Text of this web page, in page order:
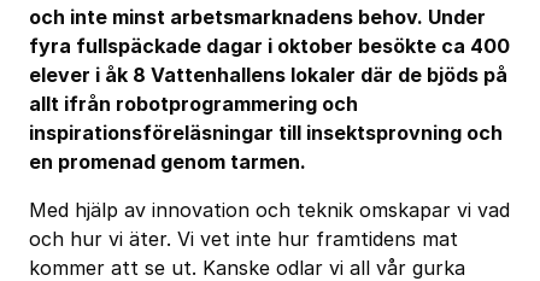
och inte minst arbetsmarknadens behov. Under
fyra fullspäckade dagar i oktober besökte ca 400
elever i åk 8 Vattenhallens lokaler där de bjöds på
allt ifrån robotprogrammering och
inspirationsföreläsningar till insektsprovning och
en promenad genom tarmen.
Med hjälp av innovation och teknik omskapar vi vad
och hur vi äter. Vi vet inte hur framtidens mat
kommer att se ut. Kanske odlar vi all vår gurka